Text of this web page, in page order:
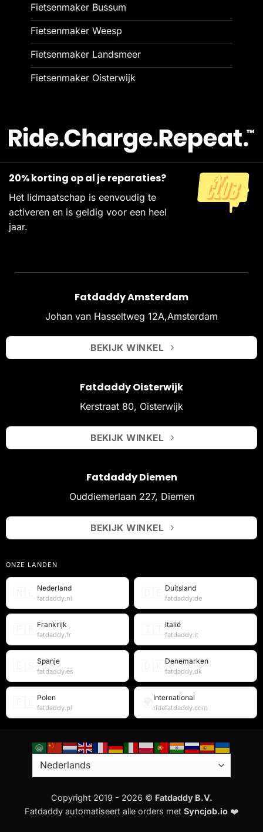
Fietsenmaker Bussum
Fietsenmaker Weesp
Fietsenmaker Landsmeer
Fietsenmaker Oisterwijk
20% korting op al je reparaties?
Het lidmaatschap is eenvoudig te
activeren en is geldig voor een heel
jaar.
Fatdaddy Amsterdam
Johan van Hasseltweg 12A,Amsterdam
BEKIJK WINKEL
Fatdaddy Oisterwijk
Kerstraat 80, Oisterwijk
BEKIJK WINKEL
Fatdaddy Diemen
Ouddiemerlaan 227, Diemen
BEKIJK WINKEL
ONZE LANDEN
Nederland
fatdaddy.nl
Duitsland
fatdaddy.de
Frankrijk
fatdaddy.fr
Italië
fatdaddy.it
Spanje
fatdaddy.es
Denemarken
fatdaddy.dk
Polen
fatdaddy.pl
International
ridefatdaddy.com
Copyright 2019 - 2026 © Fatdaddy B.V.
Fatdaddy automatiseert alle orders met Syncjob.io ❤️